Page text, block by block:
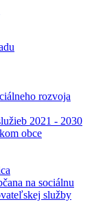
rozvoja
2021 - 2030
obce
na sociálnu
služby